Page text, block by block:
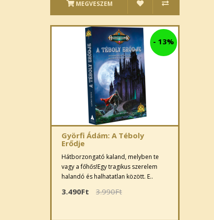
MEGVESZEM
- 13%
Györfi Ádám: A Téboly
Erődje
Hátborzongató kaland, melyben te
vagy a főhős!Egy tragikus szerelem
halandó és halhatatlan között. E..
3.490Ft 3.990Ft